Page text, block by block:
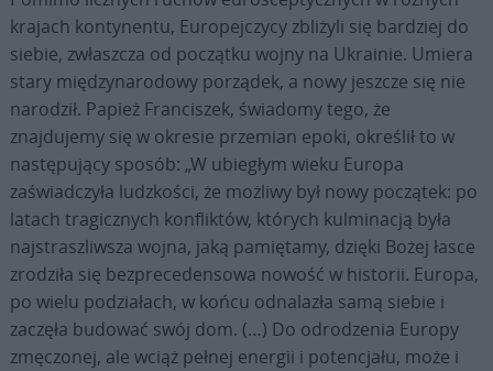
krajach kontynentu, Europejczycy zbliżyli się bardziej do
siebie, zwłaszcza od początku wojny na Ukrainie. Umiera
stary międzynarodowy porządek, a nowy jeszcze się nie
narodził. Papież Franciszek, świadomy tego, że
znajdujemy się w okresie przemian epoki, określił to w
następujący sposób: „W ubiegłym wieku Europa
zaświadczyła ludzkości, że możliwy był nowy początek: po
latach tragicznych konfliktów, których kulminacją była
najstraszliwsza wojna, jaką pamiętamy, dzięki Bożej łasce
zrodziła się bezprecedensowa nowość w historii. Europa,
po wielu podziałach, w końcu odnalazła samą siebie i
zaczęła budować swój dom. (…) Do odrodzenia Europy
zmęczonej, ale wciąż pełnej energii i potencjału, może i